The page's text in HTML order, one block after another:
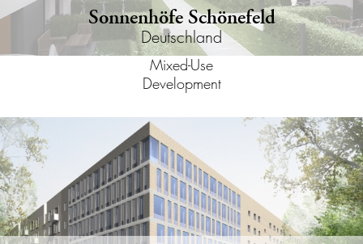
Sonnenhöfe Schönefeld
Deutschland
Mixed-Use
Development